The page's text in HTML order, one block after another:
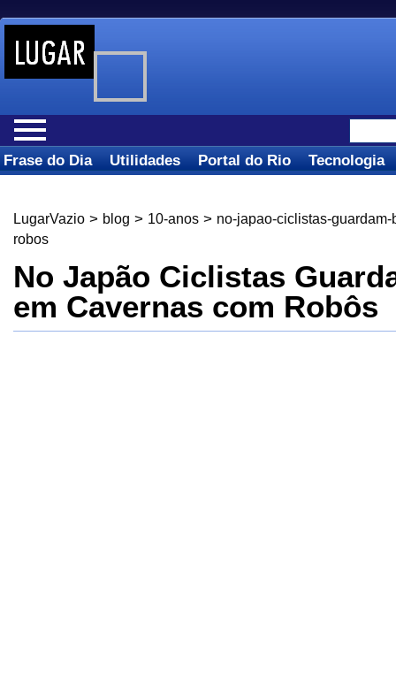
Frase do Dia Utilidades Portal do Rio Tecnologia
LugarVazio > blog > 10-anos > no-japao-ciclistas-
robos
No Japão Ciclistas
em Cavernas com Robôs